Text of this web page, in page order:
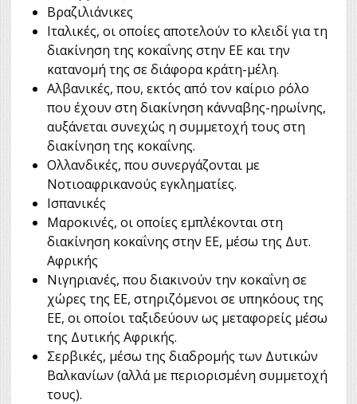
Βραζιλιάνικες
Ιταλικές, οι οποίες αποτελούν το κλειδί για τη
διακίνηση της κοκαΐνης στην ΕΕ και την
κατανομή της σε διάφορα κράτη-μέλη.
Αλβανικές, που, εκτός από τον καίριο ρόλο
που έχουν στη διακίνηση κάνναβης-ηρωίνης,
αυξάνεται συνεχώς η συμμετοχή τους στη
διακίνηση της κοκαΐνης.
Ολλανδικές, που συνεργάζονται με
Νοτιοαφρικανούς εγκληματίες.
Ισπανικές
Μαροκινές, οι οποίες εμπλέκονται στη
διακίνηση κοκαΐνης στην ΕΕ, μέσω της Δυτ.
Αφρικής
Νιγηριανές, που διακινούν την κοκαΐνη σε
χώρες της ΕΕ, στηριζόμενοι σε υπηκόους της
ΕΕ, οι οποίοι ταξιδεύουν ως μεταφορείς μέσω
της Δυτικής Αφρικής.
Σερβικές, μέσω της διαδρομής των Δυτικών
Βαλκανίων (αλλά με περιορισμένη συμμετοχή
τους).